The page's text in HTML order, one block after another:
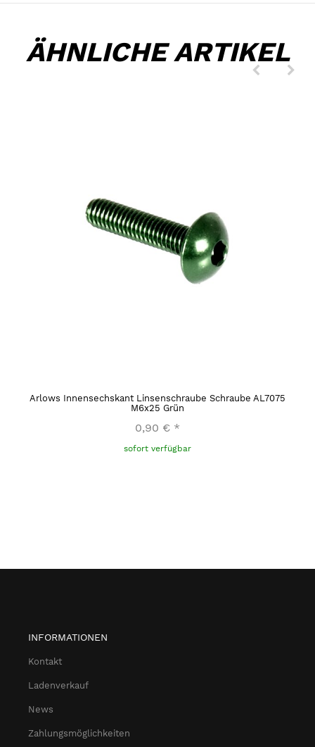
ÄHNLICHE ARTIKEL
Arlows Innensechskant Linsenschraube Schraube AL7075
M6x25 Grün
0,90 € *
sofort verfügbar
INFORMATIONEN
Kontakt
Ladenverkauf
News
Zahlungsmöglichkeiten